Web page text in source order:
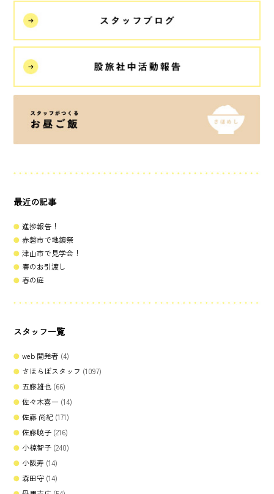
最近の記事
進捗報告！
赤磐市で地鎮祭
津山市で見学会！
春のお引渡し
春の庭
スタッフ一覧
web 開発者 (4)
さほらぼスタッフ (1097)
五藤雄也 (66)
佐々木喜一 (14)
佐藤 尚紀 (171)
佐藤暁子 (216)
小椋智子 (240)
小阪寿 (14)
森田守 (14)